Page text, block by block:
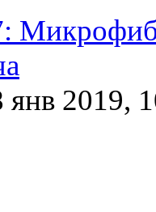
янв 2019,